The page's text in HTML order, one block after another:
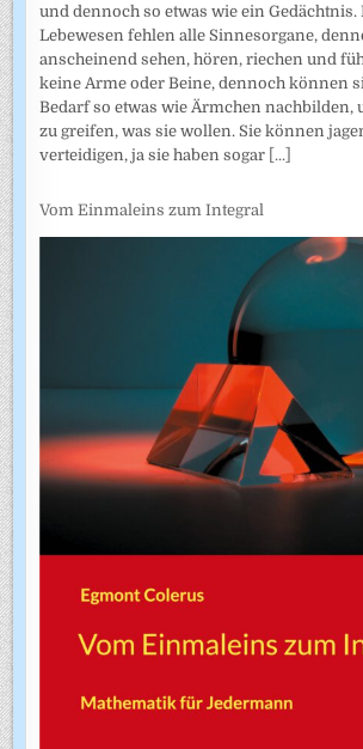
und dennoch so etwas wie ein Gedächtnis.
Lebewesen fehlen alle Sinnesorgane,
anscheinend sehen, hören, riechen und
keine Arme oder Beine, dennoch können
Bedarf so etwas wie Ärmchen nachbilden,
zu greifen, was sie wollen. Sie können
verteidigen, ja sie haben sogar [...]
Vom Einmaleins zum Integral